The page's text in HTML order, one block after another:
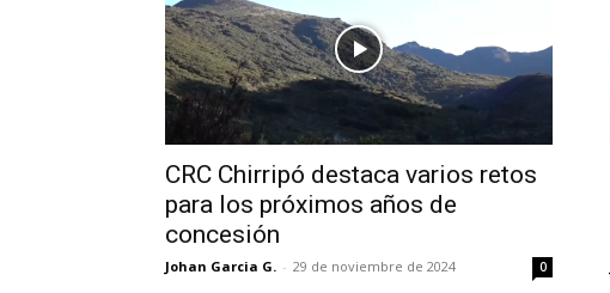
CRC Chirripó destaca varios retos
para los próximos años de
concesión
Johan Garcia G. - 29 de noviembre de 2024 0